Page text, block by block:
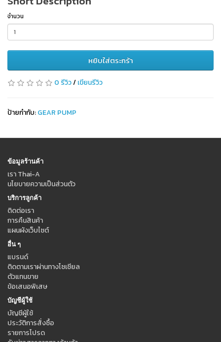
จำนวน
หยิบใส่ตระกร้า
0 รีวิว/เขียนรีวิว
ป้ายกำกับ:GEAR PUMP
ข้อมูลร้านค้า
เรา Thai-A
นโยบายความเป็นส่วนตัว
บริการลูกค้า
ติดต่อเรา
การคืนสินค้า
แผนผังเว็บไซต์
อื่น ๆ
แบรนด์
ติดตามเราผ่านทางโซเชียล
ตัวแทนขาย
ข้อเสนอพิเสษ
บัญชีผู้ใช้
บัญชีผู้ใช้
ประวัติการสั่งซื้อ
รายการโปรด